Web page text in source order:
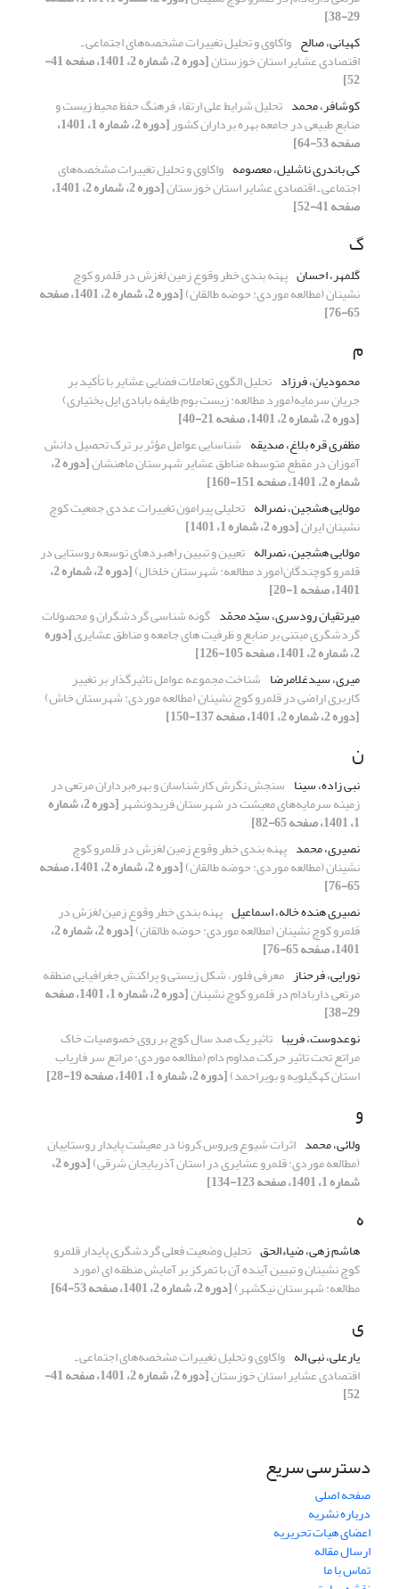
29-38]
کهیانی، صالح واکاوی و تحلیل تغییرات مشخصه‌های اجتماعی ـ
اقتصادی عشایر استان خوزستان [دوره 2، شماره 2، 1401، صفحه 41-
52]
کوشافر، محمد تحلیل شرایط علی ارتقاء فرهنگ حفظ محیط زیست و
منابع طبیعی در جامعه بهره برداران کشور [دوره 2، شماره 1، 1401،
صفحه 53-64]
کی باندری ناشلیل، معصومه واکاوی و تحلیل تغییرات مشخصه‌های
اجتماعی ـ اقتصادی عشایر استان خوزستان [دوره 2، شماره 2، 1401،
صفحه 41-52]
گ
گلمهر، احسان پهنه بندی خطر وقوع زمین لغزش در قلمرو کوچ
نشینان (مطالعه موردی: حوضه طالقان) [دوره 2، شماره 2، 1401، صفحه
65-76]
م
محمودیان، فرزاد تحلیل الگوی تعاملات فضایی عشایر با تأکید بر
جریان سرمایه(مورد مطالعه: زیست بوم طایفه بابادی ایل بختیاری)
[دوره 2، شماره 2، 1401، صفحه 21-40]
مظفری قره بلاغ، صدیقه شناسایی عوامل مؤثر بر ترک تحصیل دانش
آموزان در مقطع متوسطه مناطق عشایر شهرستان ماهنشان [دوره 2،
شماره 2، 1401، صفحه 151-160]
مولایی هشجین، نصراله تحلیلی پیرامون تغییرات عددی جمعیت کوچ
نشینان ایران[دوره 2، شماره 1، 1401]
مولایی هشجین، نصراله تعیین و تبیین راهبردهای توسعه روستایی در
قلمرو کوچندگان(مورد مطالعه: شهرستان خلخال) [دوره 2، شماره 2،
1401، صفحه 1-20]
میرتقیان رودسری، سیّد محمّد گونه شناسی گردشگران و محصولات
گردشگری مبتنی بر منابع و ظرفیت های جامعه و مناطق عشایری[دوره
2، شماره 2، 1401، صفحه 105-126]
میری، سیدغلامرضا شناخت مجموعه عوامل تاثیرگذار بر تغییر
کاربری اراضی در قلمرو کوچ نشینان (مطالعه موردی: شهرستان خاش)
[دوره 2، شماره 2، 1401، صفحه 137-150]
ن
نبی زاده، سینا سنجش نگرش کارشناسان و بهره‌برداران مرتعی در
زمینه سرمایه‌های معیشت در شهرستان فریدونشهر [دوره 2، شماره
1، 1401، صفحه 65-82]
نصیری، محمد پهنه بندی خطر وقوع زمین لغزش در قلمرو کوچ
نشینان (مطالعه موردی: حوضه طالقان) [دوره 2، شماره 2، 1401، صفحه
65-76]
نصیری هنده خاله، اسماعیل پهنه بندی خطر وقوع زمین لغزش در
قلمرو کوچ نشینان (مطالعه موردی: حوضه طالقان) [دوره 2، شماره 2،
1401، صفحه 65-76]
نورایی، فرحناز معرفی فلور، شکل زیستی و پراکنش جغرافیایی منطقه
مرتعی داربادام در قلمرو کوچ نشینان [دوره 2، شماره 1، 1401، صفحه
29-38]
نوعدوست، فریبا تاثیر یک صد سال کوچ بر روی خصوصیات خاک
مراتع تحت تاثیر حرکت مداوم دام (مطالعه موردی: مراتع سر فاریاب
استان کهگیلویه و بویراحمد)[دوره 2، شماره 1، 1401، صفحه 19-28]
و
ولائی، محمد اثرات شیوع ویروس کرونا در معیشت پایدار روستاییان
(مطالعه موردی: قلمرو عشایری در استان آذربایجان شرقی) [دوره 2،
شماره 1، 1401، صفحه 123-134]
ه
هاشم زهی، ضیاءالحق تحلیل وضعیت فعلی گردشگری پایدار قلمرو
کوچ نشینان و تبیین آینده آن با تمرکز بر آمایش منطقه ای (مورد
مطالعه: شهرستان نیکشهر)[دوره 2، شماره 2، 1401، صفحه 53-64]
ی
یارعلی، نبی اله واکاوی و تحلیل تغییرات مشخصه‌های اجتماعی ـ
اقتصادی عشایر استان خوزستان [دوره 2، شماره 2، 1401، صفحه 41-
52]
دسترسی سریع
صفحه اصلی
درباره نشریه
اعضای هیات تحریریه
ارسال مقاله
تماس با ما